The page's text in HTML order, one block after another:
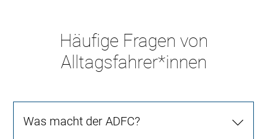
Häufige Fragen von
Alltagsfahrer*innen
Was macht der ADFC?